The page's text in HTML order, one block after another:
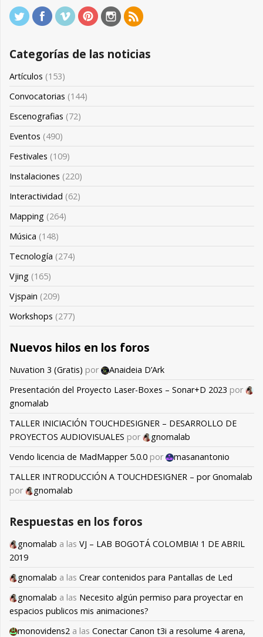
Categorías de las noticias
Artículos (153)
Convocatorias (144)
Escenografias (72)
Eventos (490)
Festivales (109)
Instalaciones (220)
Interactividad (62)
Mapping (264)
Música (148)
Tecnología (274)
Vjing (165)
Vjspain (209)
Workshops (277)
Nuevos hilos en los foros
Nuvation 3 (Gratis) por
Anaideia D’Ark
Presentación del Proyecto Laser-Boxes – Sonar+D 2023 por
gnomalab
TALLER INICIACIÓN TOUCHDESIGNER – DESARROLLO DE
PROYECTOS AUDIOVISUALES por
gnomalab
Vendo licencia de MadMapper 5.0.0 por
masanantonio
TALLER INTRODUCCIÓN A TOUCHDESIGNER – por Gnomalab
por
gnomalab
Respuestas en los foros
gnomalab a las VJ – LAB BOGOTÁ COLOMBIA! 1 DE ABRIL
2019
gnomalab a las Crear contenidos para Pantallas de Led
gnomalab a las Necesito algún permiso para proyectar en
espacios publicos mis animaciones?
monovidens2 a las Conectar Canon t3i a resolume 4 arena,